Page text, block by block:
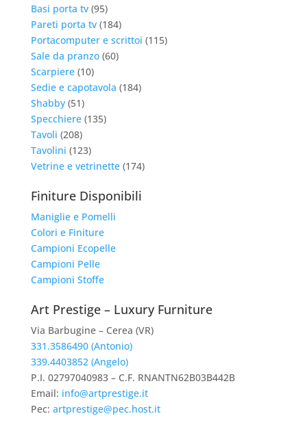
Basi porta tv (95)
Pareti porta tv (184)
Portacomputer e scrittoi (115)
Sale da pranzo (60)
Scarpiere (10)
Sedie e capotavola (184)
Shabby (51)
Specchiere (135)
Tavoli (208)
Tavolini (123)
Vetrine e vetrinette (174)
Finiture Disponibili
Maniglie e Pomelli
Colori e Finiture
Campioni Ecopelle
Campioni Pelle
Campioni Stoffe
Art Prestige – Luxury Furniture
Via Barbugine – Cerea (VR)
331.3586490 (Antonio)
339.4403852 (Angelo)
P.I. 02797040983 – C.F. RNANTN62B03B442B
Email: info@artprestige.it
Pec: artprestige@pec.host.it